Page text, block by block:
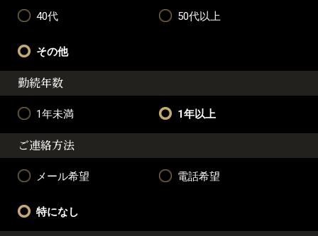
40代 50代以上
その他
勤続年数
1年未満 1年以上
ご連絡方法
メール希望 電話希望
特になし